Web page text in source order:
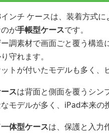
ンチ ケースは、装着方式に
が手帳型ケースです。
調素材で画面ごと覆う構
守れます。
トが付いたモデルも多く、
スは背面と側面を覆うシン
モデルが多く、iPad本来の
体型ケースは、保護と入力